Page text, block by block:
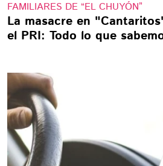
FAMILIARES DE “EL CHUYÓN”
La masacre en
el PRI: Todo lo que